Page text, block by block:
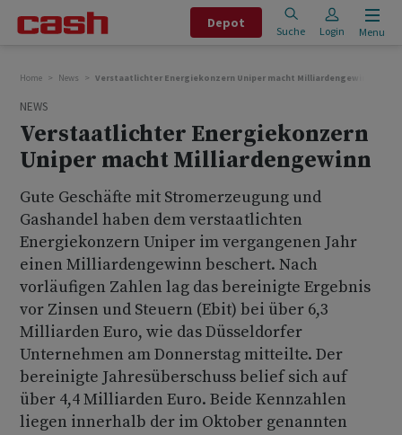
Depot
Suche Login Menu
Home News Verstaatlichter Energiekonzern Uniper macht Milliardengewinn
NEWS
Verstaatlichter Energiekonzern
Uniper macht Milliardengewinn
Gute Geschäfte mit Stromerzeugung und
Gashandel haben dem verstaatlichten
Energiekonzern Uniper im vergangenen Jahr
einen Milliardengewinn beschert. Nach
vorläufigen Zahlen lag das bereinigte Ergebnis
vor Zinsen und Steuern (Ebit) bei über 6,3
Milliarden Euro, wie das Düsseldorfer
Unternehmen am Donnerstag mitteilte. Der
bereinigte Jahresüberschuss belief sich auf
über 4,4 Milliarden Euro. Beide Kennzahlen
liegen innerhalb der im Oktober genannten